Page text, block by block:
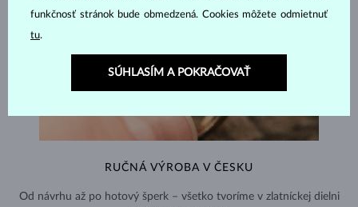
RUČNÁ VÝROBA V ČESKU
Od návrhu až po hotový šperk – všetko tvoríme v zlatníckej dielni
funkčnosť stránok bude obmedzená. Cookies môžete odmietnuť
tu.
SÚHLASÍM A POKRAČOVAŤ